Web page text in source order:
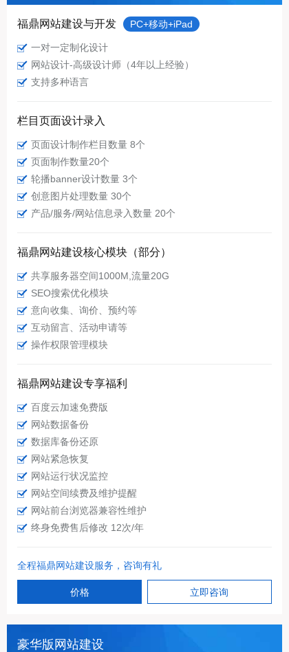
福鼎网站建设与开发 PC+移动+iPad
一对一定制化设计
网站设计-高级设计师（4年以上经验）
支持多种语言
栏目页面设计录入
页面设计制作栏目数量 8个
页面制作数量20个
轮播banner设计数量 3个
创意图片处理数量 30个
产品/服务/网站信息录入数量 20个
福鼎网站建设核心模块（部分）
共享服务器空间1000M,流量20G
SEO搜索优化模块
意向收集、询价、预约等
互动留言、活动申请等
操作权限管理模块
福鼎网站建设专享福利
百度云加速免费版
网站数据备份
数据库备份还原
网站紧急恢复
网站运行状况监控
网站空间续费及维护提醒
网站前台浏览器兼容性维护
终身免费售后修改 12次/年
全程福鼎网站建设服务，咨询有礼
价格 立即咨询
豪华版网站建设